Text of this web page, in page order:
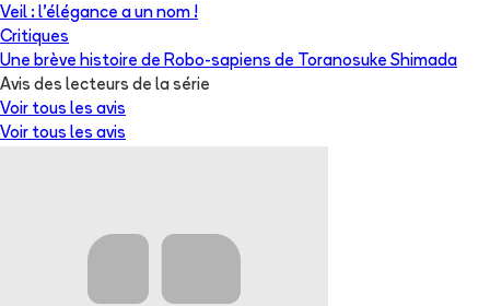
Veil : l’élégance a un nom !
Critiques
Une brève histoire de Robo-sapiens de Toranosuke Shimada
Avis des lecteurs de la série
Voir tous les avis
Voir tous les avis